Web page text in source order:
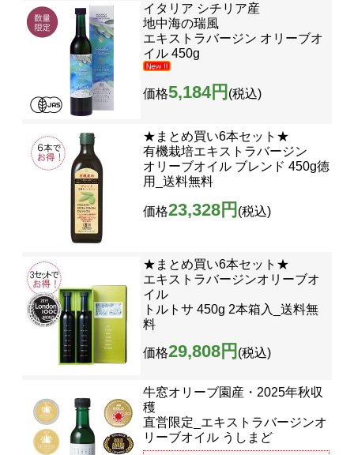
イタリア シチリア産
地中海の瑞風
エキストラバージン オリーブオ
イル 450g
価格5,184円 (税込)
★まとめ買い6本セット★
有機栽培エキストラバージン
オリーブオイル ブレンド 450g徳
用_送料無料
価格23,328円 (税込)
★まとめ買い6本セット★
エキストラバージンオリーブオ
イル
トルトサ 450g 2本箱入_送料無
料
価格29,808円 (税込)
牛窓オリーブ園産・2025年秋収
穫
直営限定_エキストラバージンオ
リーブオイル うしまど